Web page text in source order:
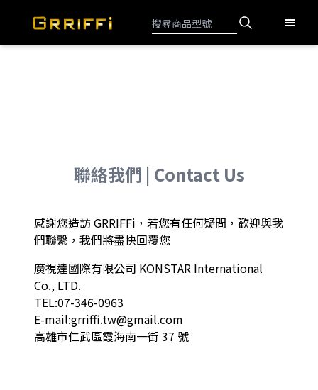
聯絡我們 | Contact Us
感謝您造訪 GRRIFFi，若您有任何疑問，歡迎與我
們聯繫，我們將盡快回覆您
廣視達國際有限公司 KONSTAR International
Co., LTD.
TEL:07-346-0963
E-mail:grriffi.tw@gmail.com
高雄市仁武區霞海南一街 37 號